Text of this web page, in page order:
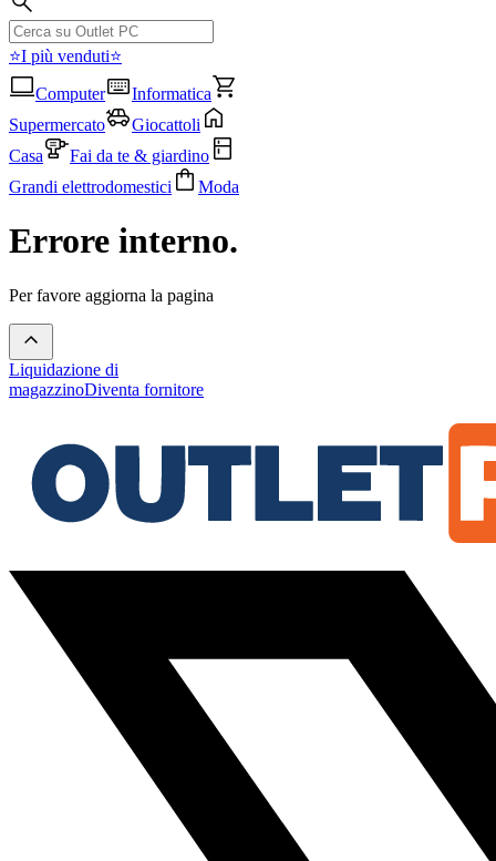
⭐I più venduti⭐
Computer
Informatica
Supermercato
Giocattoli
Casa
Fai da te & giardino
Grandi elettrodomestici
Moda
Errore interno.
Per favore aggiorna la pagina
Liquidazione di
magazzinoDiventa fornitore